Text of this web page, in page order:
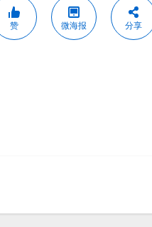
赞 微海报 分享